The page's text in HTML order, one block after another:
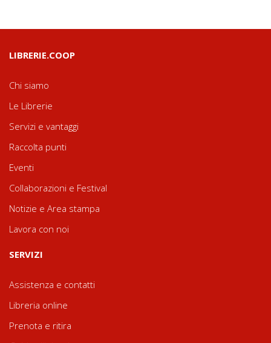
LIBRERIE.COOP
Chi siamo
Le Librerie
Servizi e vantaggi
Raccolta punti
Eventi
Collaborazioni e Festival
Notizie e Area stampa
Lavora con noi
SERVIZI
Assistenza e contatti
Libreria online
Prenota e ritira